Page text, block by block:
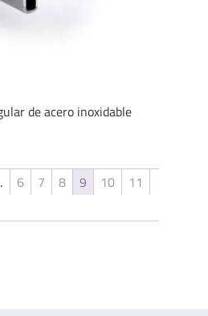
de acero inoxidable
6 7 8 9 10
11